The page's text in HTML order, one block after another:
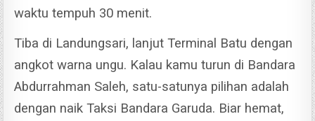
waktu tempuh 30 menit.
Tiba di Landungsari, lanjut Terminal Batu dengan
angkot warna ungu. Kalau kamu turun di Bandara
Abdurrahman Saleh, satu-satunya pilihan adalah
dengan naik Taksi Bandara Garuda. Biar hemat,